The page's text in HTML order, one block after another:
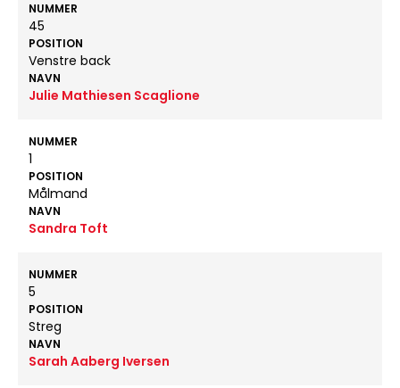
NUMMER
45
POSITION
Venstre back
NAVN
Julie Mathiesen Scaglione
NUMMER
1
POSITION
Målmand
NAVN
Sandra Toft
NUMMER
5
POSITION
Streg
NAVN
Sarah Aaberg Iversen